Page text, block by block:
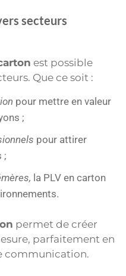
secteurs
est possible
Que ce soit :
pour mettre en valeur
;
pour attirer
;
la PLV en carton
permet de créer
parfaitement en
communication.